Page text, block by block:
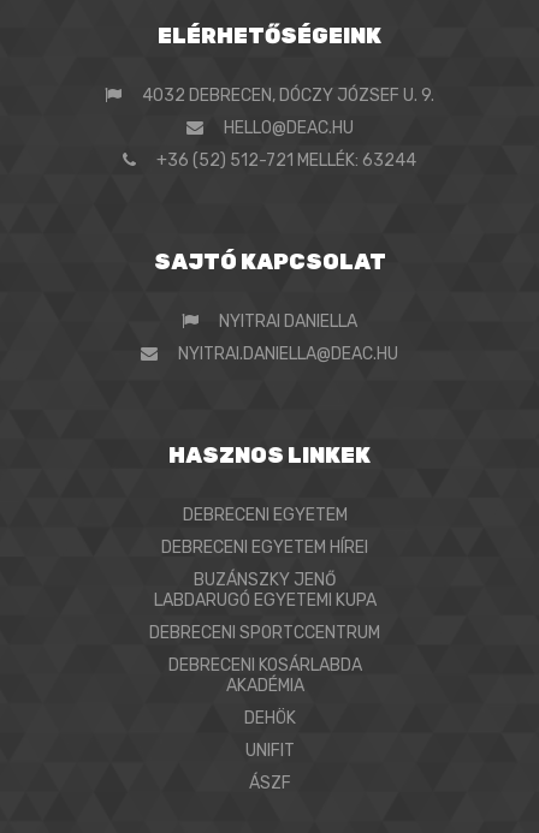
ELÉRHETŐSÉGEINK
4032 DEBRECEN, DÓCZY JÓZSEF U. 9.
HELLO@DEAC.HU
+36 (52) 512-721 MELLÉK: 63244
SAJTÓ KAPCSOLAT
NYITRAI DANIELLA
NYITRAI.DANIELLA@DEAC.HU
HASZNOS LINKEK
DEBRECENI EGYETEM
DEBRECENI EGYETEM HÍREI
BUZÁNSZKY JENŐ
LABDARUGÓ EGYETEMI KUPA
DEBRECENI SPORTCCENTRUM
DEBRECENI KOSÁRLABDA
AKADÉMIA
DEHÖK
UNIFIT
ÁSZF